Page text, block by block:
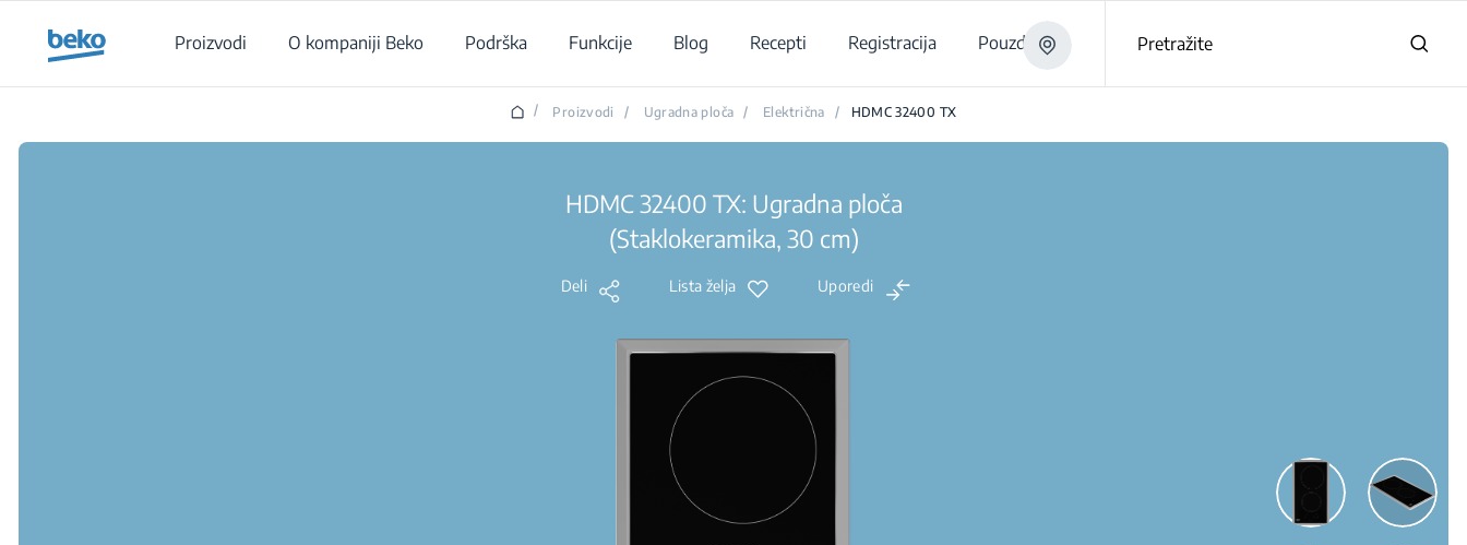
Proizvodi
O kompaniji Beko Podrška Funkcije Blog Recepti Registracija Pouzdano Pretražite
/ Proizvodi / Ugradna ploča / Električna / HDMC 32400 TX
HDMC 32400 TX: Ugradna ploča
(Staklokeramika, 30 cm)
Deli Lista želja Uporedi